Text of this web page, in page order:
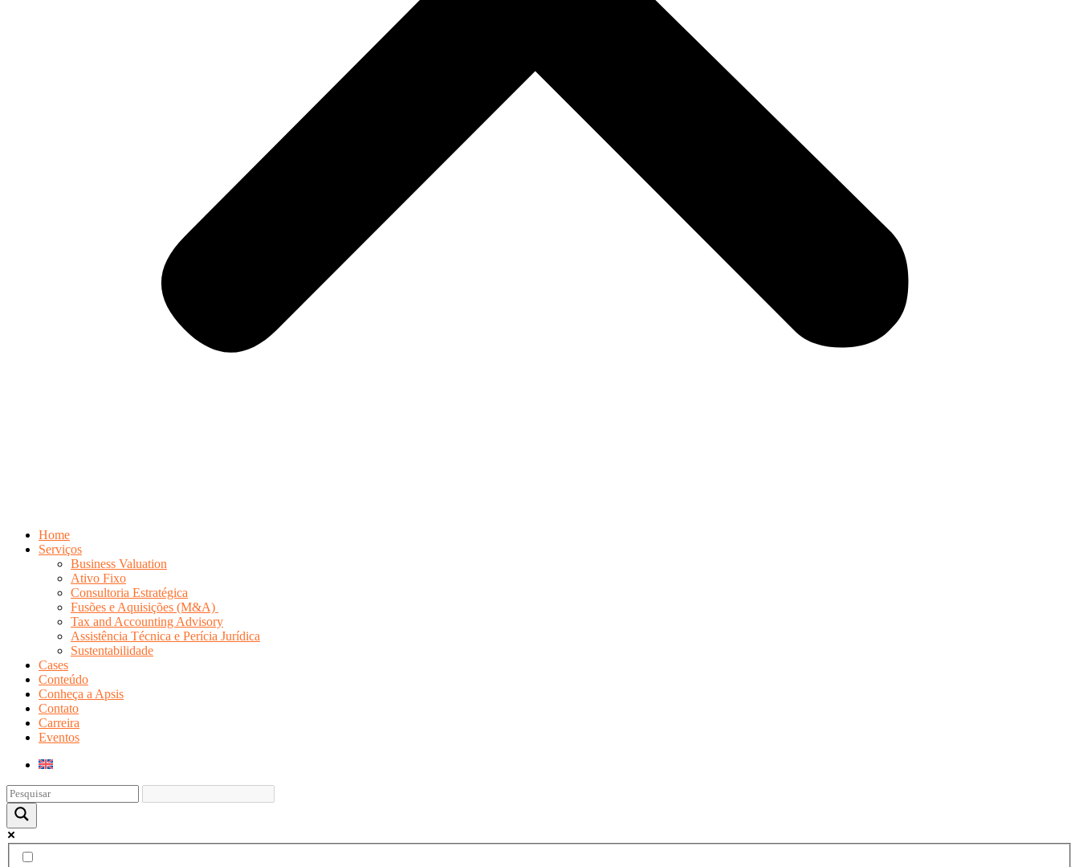
Home
Serviços
Business Valuation
Ativo Fixo
Consultoria Estratégica
Fusões e Aquisições (M&A)
Tax and Accounting Advisory
Assistência Técnica e Perícia Jurídica
Sustentabilidade
Cases
Conteúdo
Conheça a Apsis
Contato
Carreira
Eventos